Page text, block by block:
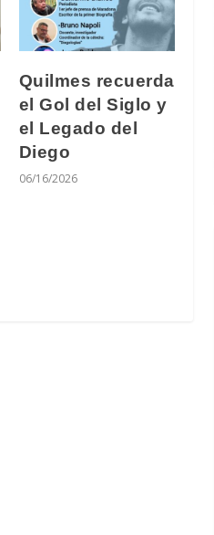
Quilmes recuerda
el Gol del Siglo y
el Legado del
Diego
06/16/2026